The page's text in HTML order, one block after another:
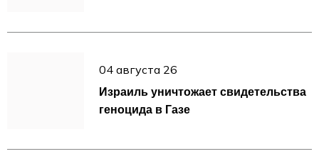
04 августа 26
Израиль уничтожает свидетельства
геноцида в Газе